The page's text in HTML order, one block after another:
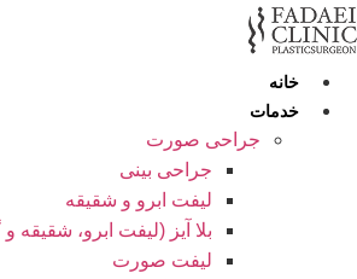
پرش
به
خانه
خدمات
جراحی صورت
جراحی بینی
لیفت ابرو و شقیقه
بلا آیز (لیفت ابرو، شقیقه و
لیفت صورت